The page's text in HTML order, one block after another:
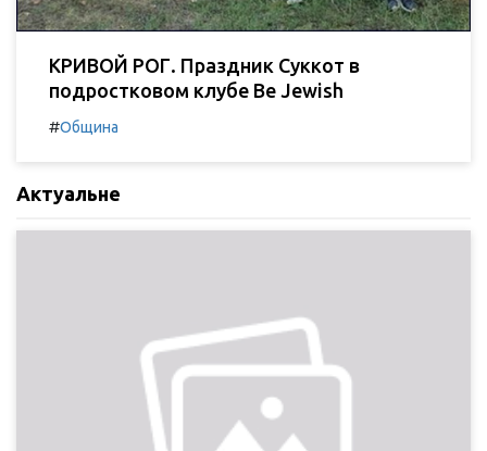
КРИВОЙ РОГ. Праздник Суккот в
подростковом клубе Be Jewish
#Община
Актуальне